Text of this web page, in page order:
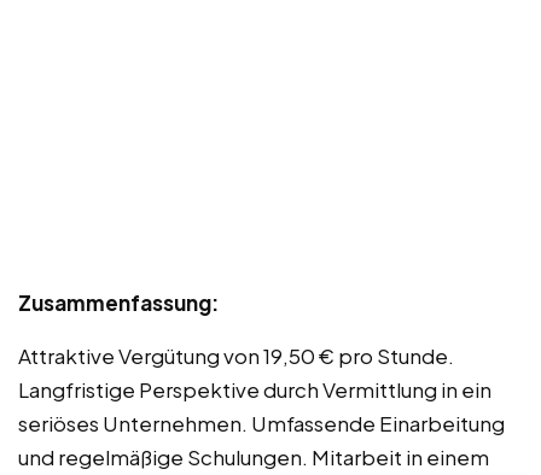
Zusammenfassung:
Attraktive Vergütung von 19,50 € pro Stunde.
Langfristige Perspektive durch Vermittlung in ein
seriöses Unternehmen. Umfassende Einarbeitung
und regelmäßige Schulungen. Mitarbeit in einem